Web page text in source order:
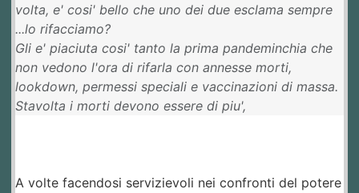
volta, e' cosi' bello che uno dei due esclama sempre
...lo rifacciamo?
Gli e' piaciuta cosi' tanto la prima pandeminchia che
non vedono l'ora di rifarla con annesse morti,
lookdown, permessi speciali e vaccinazioni di massa.
Stavolta i morti devono essere di piu',
A volte facendosi servizievoli nei confronti del potere